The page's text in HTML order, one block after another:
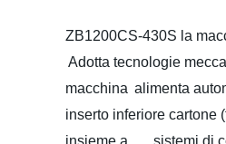
ZB1200CS-430S la
Adotta tecnologie
macchina alimenta
inserto inferiore cartone
insieme a
sistemi di